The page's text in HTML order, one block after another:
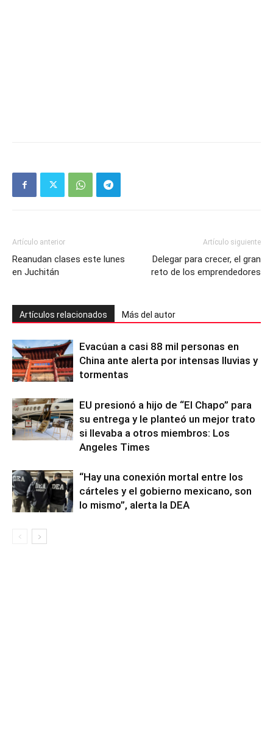
Artículo anterior
Reanudan clases este lunes
en Juchitán
Artículo siguiente
Delegar para crecer, el gran
reto de los emprendedores
Artículos relacionados Más del autor
Evacúan a casi 88 mil personas en
China ante alerta por intensas lluvias y
tormentas
EU presionó a hijo de “El Chapo” para
su entrega y le planteó un mejor trato
si llevaba a otros miembros: Los
Angeles Times
“Hay una conexión mortal entre los
cárteles y el gobierno mexicano, son
lo mismo”, alerta la DEA